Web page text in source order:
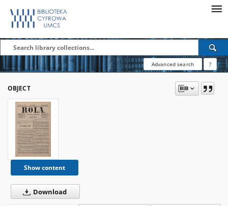
Advanced search ?
OBJECT
Show content
Download